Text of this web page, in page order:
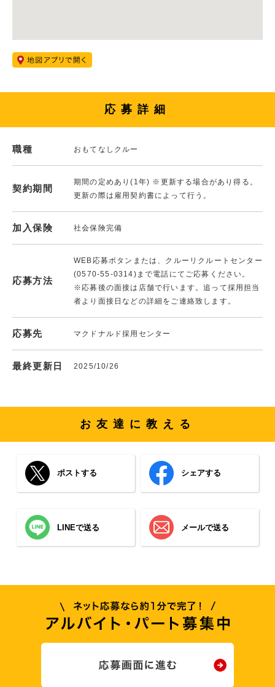
応募詳細
職種 おもてなしクルー
契約期間
期間の定めあり(1年) ※更新する場合があり得る。
更新の際は雇用契約書によって行う。
加入保険 社会保険完備
応募方法
WEB応募ボタンまたは、クルーリクルートセンター
(0570-55-0314)まで電話にてご応募ください。
※応募後の面接は店舗で行います。追って採用担当
者より面接日などの詳細をご連絡致します。
応募先 マクドナルド採用センター
最終更新日 2025/10/26
お友達に教える
ポストする シェアする
LINEで送る メールで送る